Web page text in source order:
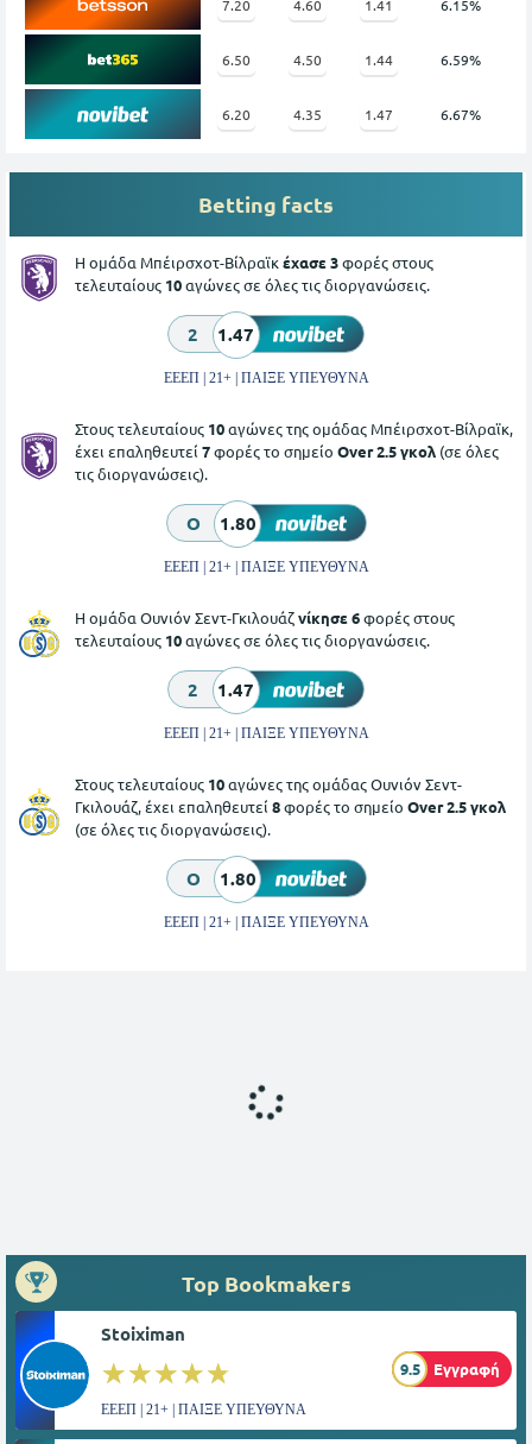
7.20 4.60 1.41 6.15%
6.50 4.50 1.44 6.59%
6.20 4.35 1.47 6.67%
Betting facts
Η ομάδα Μπέιρσχοτ-Βίλραϊκέχασε 3φορές στους
τελευταίους 10αγώνες σε όλες τις διοργανώσεις.
2 1.47
ΕΕΕΠ | 21+ | ΠΑΙΞΕ ΥΠΕΥΘΥΝΑ
Στους τελευταίους 10αγώνες της ομάδας Μπέιρσχοτ-Βίλραϊκ,
έχει επαληθευτεί 7φορές το σημείο Over 2.5 γκολ (σε όλες
τις διοργανώσεις).
O 1.80
ΕΕΕΠ | 21+ | ΠΑΙΞΕ ΥΠΕΥΘΥΝΑ
Η ομάδα Ουνιόν Σεντ-Γκιλουάζνίκησε 6φορές στους
τελευταίους 10αγώνες σε όλες τις διοργανώσεις.
2 1.47
ΕΕΕΠ | 21+ | ΠΑΙΞΕ ΥΠΕΥΘΥΝΑ
Στους τελευταίους 10αγώνες της ομάδας Ουνιόν Σεντ-
Γκιλουάζ, έχει επαληθευτεί 8φορές το σημείο Over 2.5 γκολ
(σε όλες τις διοργανώσεις).
O 1.80
ΕΕΕΠ | 21+ | ΠΑΙΞΕ ΥΠΕΥΘΥΝΑ
Top Bookmakers
Stoiximan
☆☆☆☆☆
★★★★★ 9.5 Εγγραφή
ΕΕΕΠ | 21+ | ΠΑΙΞΕ ΥΠΕΥΘΥΝΑ